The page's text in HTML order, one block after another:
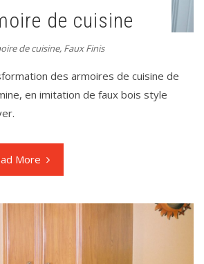
de cuisine
de cuisine, Faux Finis
des armoires de cuisine de
en imitation de faux bois style
More